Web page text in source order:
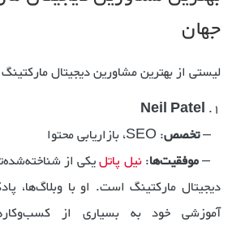
جهان
لیستی از بهترین مشاورین دیجیتال
1.
Neil Patel
–تخصص: SEO، بازاریابی محتوا
–موفقیت‌ها:نیل پاتلیکی از
دیجیتال مارکتینگ است. او با وبلاگ‌ها،
آموزشی خود به بسیاری از